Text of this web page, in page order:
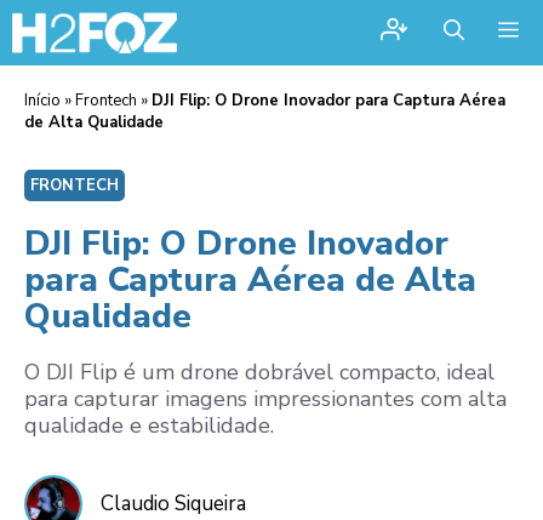
Início »Frontech » DJI Flip: O Drone Inovador para Captura Aérea
de Alta Qualidade
FRONTECH
DJI Flip: O Drone Inovador
para Captura Aérea de Alta
Qualidade
O DJI Flip é um drone dobrável compacto, ideal
para capturar imagens impressionantes com alta
qualidade e estabilidade.
Claudio Siqueira